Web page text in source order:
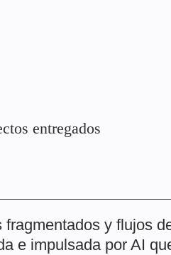
entregados
y flujos
e impulsada por AI